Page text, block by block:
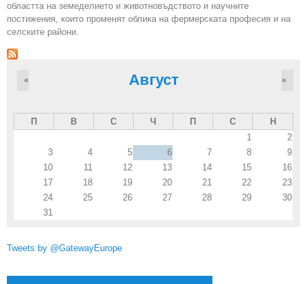
областта на земеделието и животновъдството и научните
постижения, които променят облика на фермерската професия и на
селските райони.
Август
« »
П В С Ч П С
Н
1
2
3
4 5 6 7 8
9
10
11 12 13 14 15
16
17
18 19 20 21 22
23
24
25 26 27 28 29
30
31
Tweets by @GatewayEurope